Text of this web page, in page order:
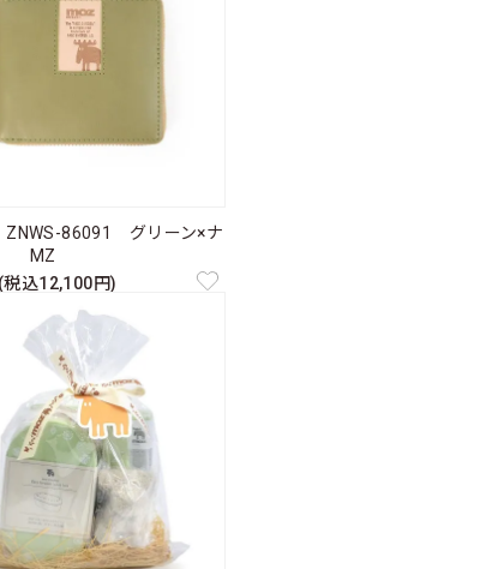
86091 グリーン×ナ
MZ
込12,100円)